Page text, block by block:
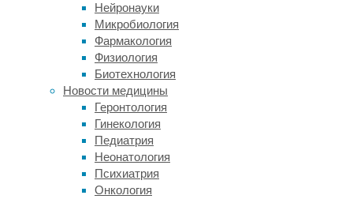
Нейронауки
Микробиология
Фармакология
Физиология
Биотехнология
Новости медицины
Геронтология
Гинекология
Педиатрия
Неонатология
Психиатрия
Онкология
зараженные
грибковыми
инфекциями
бурые
лесные
муравьи
Formica
fusca)
предпочитают
привычной
пище